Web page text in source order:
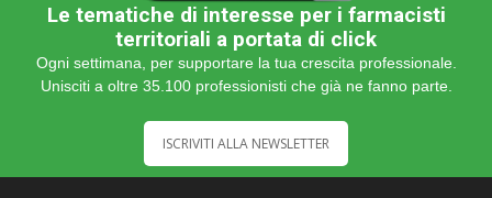
Le tematiche di interesse per i farmacisti
territoriali a portata di click
Ogni settimana, per supportare la tua crescita professionale.
Unisciti a oltre 35.100 professionisti che già ne fanno parte.
ISCRIVITI ALLA NEWSLETTER